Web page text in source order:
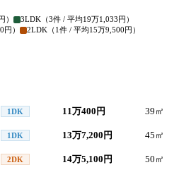
） 3LDK （3件 / 平均19万1,033円）
円） 2LDK （1件 / 平均15万9,500円）
1DK 11万400円 39 ㎡
1DK 13万7,200円 45 ㎡
2DK 14万5,100円 50 ㎡